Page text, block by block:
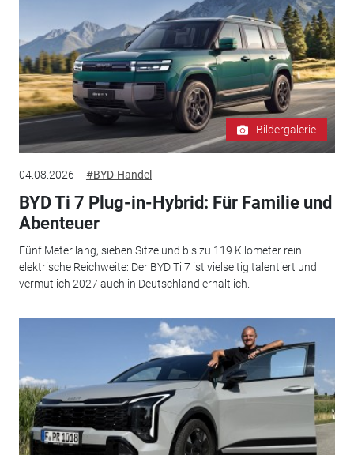
Bildergalerie
04.08.2026 #BYD-Handel
BYD Ti 7 Plug-in-Hybrid: Für Familie und
Abenteuer
Fünf Meter lang, sieben Sitze und bis zu 119 Kilometer rein
elektrische Reichweite: Der BYD Ti 7 ist vielseitig talentiert und
vermutlich 2027 auch in Deutschland erhältlich.